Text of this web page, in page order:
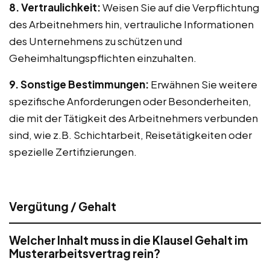
8. Vertraulichkeit:Weisen Sie auf die Verpflichtung
des Arbeitnehmers hin, vertrauliche Informationen
des Unternehmens zu schützen und
Geheimhaltungspflichten einzuhalten.
9. Sonstige Bestimmungen: Erwähnen Sie weitere
spezifische Anforderungen oder Besonderheiten,
die mit der Tätigkeit des Arbeitnehmers verbunden
sind, wie z.B. Schichtarbeit, Reisetätigkeiten oder
spezielle Zertifizierungen.
Vergütung / Gehalt
Welcher Inhalt muss in die Klausel Gehalt im
Musterarbeitsvertrag rein?